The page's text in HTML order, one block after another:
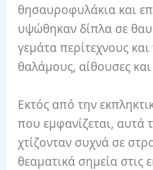
θησαυροφυλάκια και
υψώθηκαν δίπλα σε
γεμάτα περίτεχνους
θαλάμους, αίθουσες
Εκτός από την
που εμφανίζεται, αυτά
χτίζονταν συχνά σε
θεαματικά σημεία στις